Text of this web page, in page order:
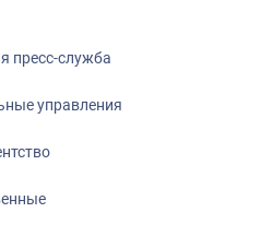
пресс-служба
управления